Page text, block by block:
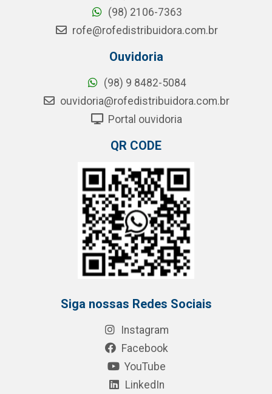
(98) 2106-7363
rofe@rofedistribuidora.com.br
Ouvidoria
(98) 9 8482-5084
ouvidoria@rofedistribuidora.com.br
Portal ouvidoria
QR CODE
Siga nossas Redes Sociais
Instagram
Facebook
YouTube
LinkedIn